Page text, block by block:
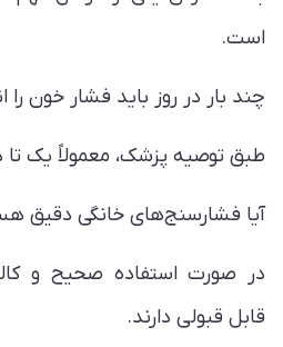
است.
چند بار در روز باید فشار خون را
طبق توصیه پزشک، معمولاً یک تا
آیا فشارسنج‌های خانگی دقیق
در صورت استفاده صحیح و
قابل قبولی دارند.